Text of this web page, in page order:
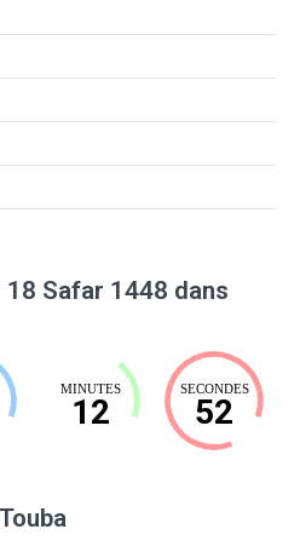
18 Safar 1448 dans
MINUTES
12
SECONDES
51